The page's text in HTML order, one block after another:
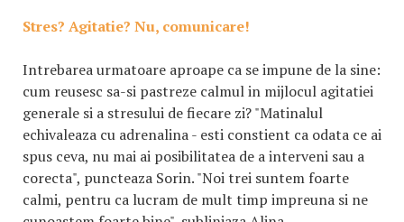
Stres? Agitatie? Nu, comunicare!
Intrebarea urmatoare aproape ca se impune de la sine:
cum reusesc sa-si pastreze calmul in mijlocul agitatiei
generale si a stresului de fiecare zi? "Matinalul
echivaleaza cu adrenalina - esti constient ca odata ce ai
spus ceva, nu mai ai posibilitatea de a interveni sau a
corecta", puncteaza Sorin. "Noi trei suntem foarte
calmi, pentru ca lucram de mult timp impreuna si ne